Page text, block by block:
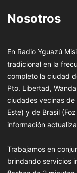
Nosotros
En Radio Yguazú
tradicional en la
completo la ciudad
Pto. Libertad,
ciudades vecinas
Este) y de Brasil
información
Trabajamos en
brindando servicios